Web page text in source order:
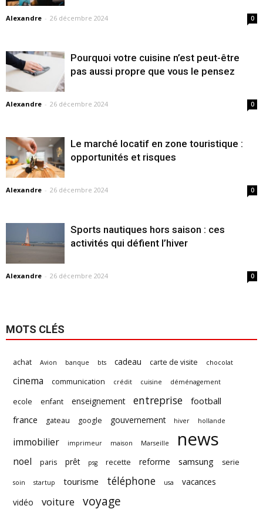
Alexandre - 26 décembre 2024 0
Pourquoi votre cuisine n’est peut-être
pas aussi propre que vous le pensez
Alexandre - 26 décembre 2024 0
Le marché locatif en zone touristique :
opportunités et risques
Alexandre - 26 décembre 2024 0
Sports nautiques hors saison : ces
activités qui défient l’hiver
Alexandre - 26 décembre 2024 0
MOTS CLÉS
achat Avion banque bts cadeau carte de visite chocolat
cinema communication crédit cuisine déménagement
ecole enfant enseignement entreprise
football
france
gateau google gouvernement hiver hollande
immobilier imprimeur maison Marseille news
noel paris prêt psg recette reforme samsung serie
soin startup tourisme téléphone usa
vacances
vidéo
voiture voyage